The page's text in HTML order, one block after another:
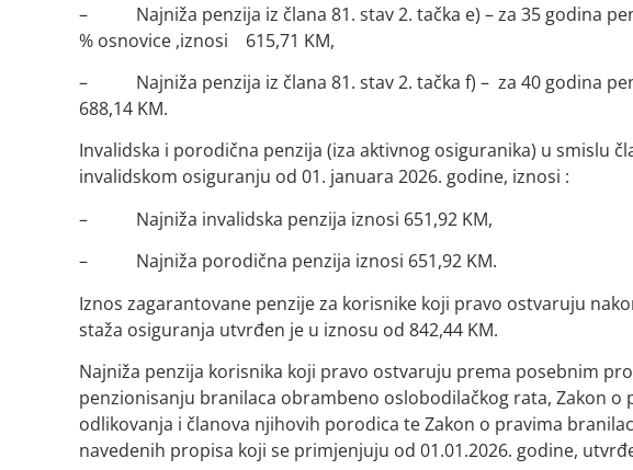
– Najniža penzija iz člana 81. stav 2. tačka e) – za 35 godina
% osnovice ,iznosi 615,71 KM,
– Najniža penzija iz člana 81. stav 2. tačka f) – za 40 godina
688,14 KM.
Invalidska i porodična penzija (iza aktivnog osiguranika) u smislu
invalidskom osiguranju od 01. januara 2026. godine, iznosi :
– Najniža invalidska penzija iznosi 651,92 KM,
– Najniža porodična penzija iznosi 651,92 KM.
Iznos zagarantovane penzije za korisnike koji pravo ostvaruju
staža osiguranja utvrđen je u iznosu od 842,44 KM.
Najniža penzija korisnika koji pravo ostvaruju prema posebnim
penzionisanju branilaca obrambeno oslobodilačkog rata, Zakon
odlikovanja i članova njihovih porodica te Zakon o pravima
navedenih propisa koji se primjenjuju od 01.01.2026. godine,